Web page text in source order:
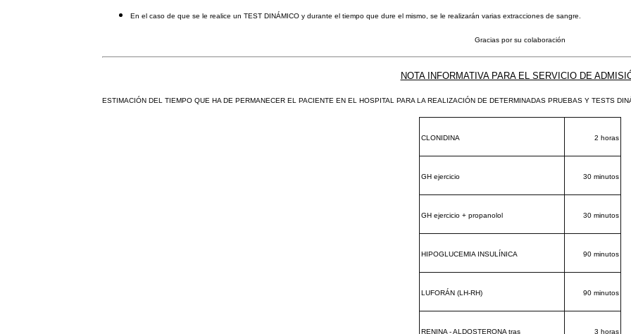
En el caso de que se le realice un TEST DINÁMICO y durante el tiempo que dure el mismo, se le realizarán varias extracciones de sangre.
Gracias por su colaboración
NOTA INFORMATIVA PARA EL SERVICIO DE
ESTIMACIÓN DEL TIEMPO QUE HA DE PERMANECER EL PACIENTE EN EL HOSPITAL PARA LA REALIZACIÓN DE DETERMINADAS PRUEBAS Y TESTS
CLONIDINA 2 horas
GH ejercicio 30 minutos
GH ejercicio + propanolol 30 minutos
HIPOGLUCEMIA INSULÍNICA 90 minutos
LUFORÁN (LH-RH) 90 minutos
RENINA - ALDOSTERONA tras
3 horas